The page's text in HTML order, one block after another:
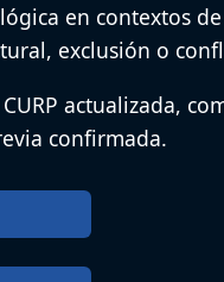
en contextos
exclusión o
actualizada,
confirmada.